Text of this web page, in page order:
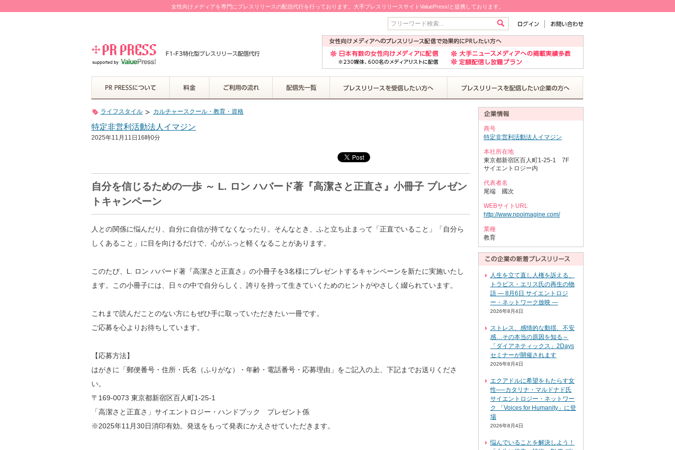
女性向けメディアを専門にプレスリリースの配信代行を行っております。大手プレスリリースサイトValuePress!と提携しております。
フリーワード検索...
ライフスタイル カルチャースクール・教育・資格
特定非営利活動法人イマジン
2025年11月11日16時0分
自分を信じるための一歩 ～ L. ロン ハバード著『高潔さと正直さ』小冊子 プレゼン
トキャンペーン
人との関係に悩んだり、自分に自信が持てなくなったり。そんなとき、ふと立ち止まって「正直でいること」「自分ら
しくあること」に目を向けるだけで、心がふっと軽くなることがあります。
このたび、L. ロン ハバード著『高潔さと正直さ』の小冊子を3名様にプレゼントするキャンペーンを新たに実施いたし
ます。この小冊子には、日々の中で自分らしく、誇りを持って生きていくためのヒントがやさしく綴られています。
これまで読んだことのない方にもぜひ手に取っていただきたい一冊です。
ご応募を心よりお待ちしています。
【応募方法】
はがきに「郵便番号・住所・氏名（ふりがな）・年齢・電話番号・応募理由」をご記入の上、下記までお送りくださ
い。
〒169-0073 東京都新宿区百人町1-25-1
「高潔さと正直さ」サイエントロジー・ハンドブック プレゼント係
※2025年11月30日消印有効。発送をもって発表にかえさせていただきます。
商号
特定非営利活動法人イマジン
本社所在地
東京都新宿区百人町1-25-1 7F
サイエントロジー内
代表者名
尾端 國次
WEBサイトURL
http://www.npoimagine.com/
業種
教育
人生を立て直し人権を訴える、
トラビス・エリス氏の再生の物
語 ― 8月6日 サイエントロジ
ー・ネットワーク放映 ―
2026年8月4日
ストレス、感情的な動揺、不安
感…その本当の原因を知る～
「ダイアネティックス」2Days
セミナーが開催されます
2026年8月4日
エクアドルに希望をもたらす女
性──カタリナ・マルドナド氏
サイエントロジー・ネットワー
ク 「Voices for Humanity」に登
場
2026年8月4日
悩んでいることを解決しよう！